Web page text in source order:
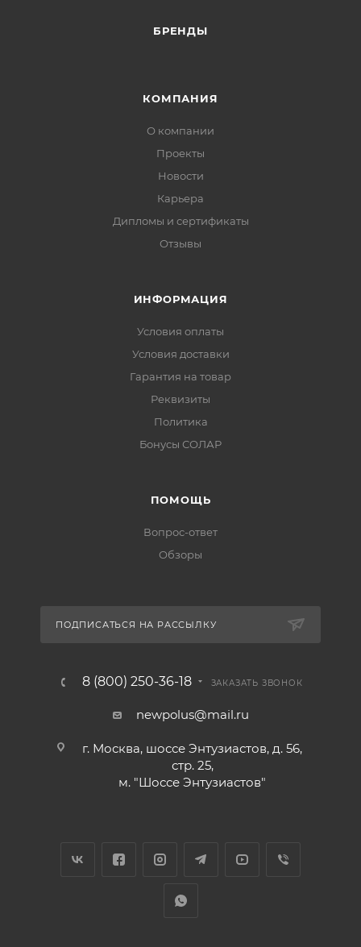
БРЕНДЫ
КОМПАНИЯ
О компании
Проекты
Новости
Карьера
Дипломы и сертификаты
Отзывы
ИНФОРМАЦИЯ
Условия оплаты
Условия доставки
Гарантия на товар
Реквизиты
Политика
Бонусы СОЛАР
ПОМОЩЬ
Вопрос-ответ
Обзоры
ПОДПИСАТЬСЯ НА РАССЫЛКУ
8 (800) 250-36-18 ЗАКАЗАТЬ ЗВОНОК
newpolus@mail.ru
г. Москва, шоссе Энтузиастов, д. 56,
стр. 25,
м. "Шоссе Энтузиастов"